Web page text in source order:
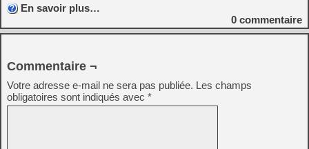
En savoir plus…
0 commentaire
Commentaire ¬
Votre adresse e-mail ne sera pas publiée. Les champs
obligatoires sont indiqués avec *